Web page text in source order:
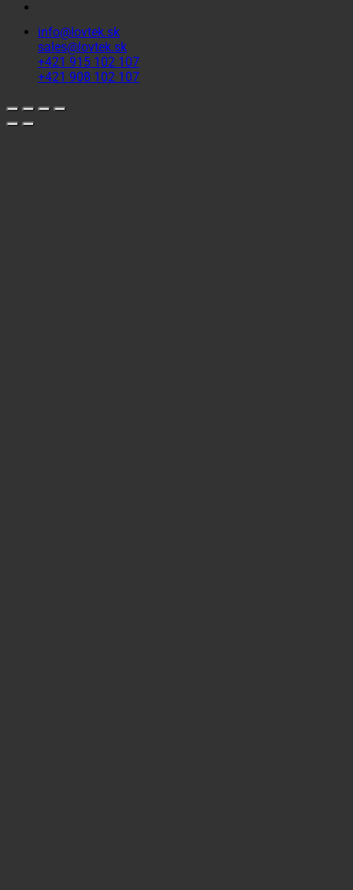
info@lovtek.sk
sales@lovtek.sk
+421 915 102 107
+421 908 102 107